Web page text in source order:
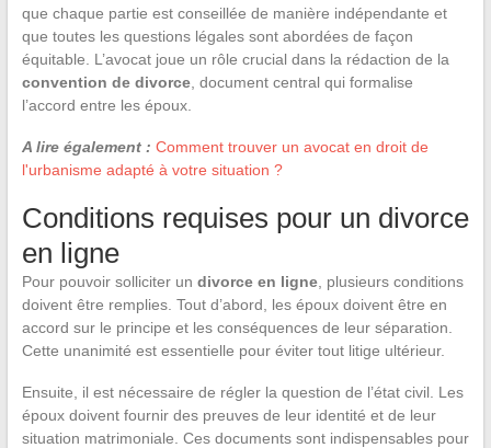
que chaque partie est conseillée de manière indépendante et
que toutes les questions légales sont abordées de façon
équitable. L’avocat joue un rôle crucial dans la rédaction de la
convention de divorce, document central qui formalise
l’accord entre les époux.
A lire également : Comment trouver un avocat en droit de
l'urbanisme adapté à votre situation ?
Conditions requises pour un divorce
en ligne
Pour pouvoir solliciter un divorce en ligne, plusieurs conditions
doivent être remplies. Tout d’abord, les époux doivent être en
accord sur le principe et les conséquences de leur séparation.
Cette unanimité est essentielle pour éviter tout litige ultérieur.
Ensuite, il est nécessaire de régler la question de l’état civil. Les
époux doivent fournir des preuves de leur identité et de leur
situation matrimoniale. Ces documents sont indispensables pour